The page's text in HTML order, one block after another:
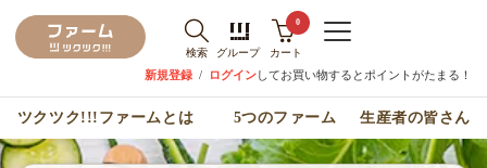
検索 グループ
0
カート
新規登録 / ログインしてお買い物するとポイントがたまる！
ツクツク!!!ファームとは 5つのファーム 生産者の皆さん